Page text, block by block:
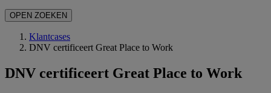
OPEN ZOEKEN
Klantcases
DNV certificeert Great Place to Work
DNV certificeert Great Place to Work